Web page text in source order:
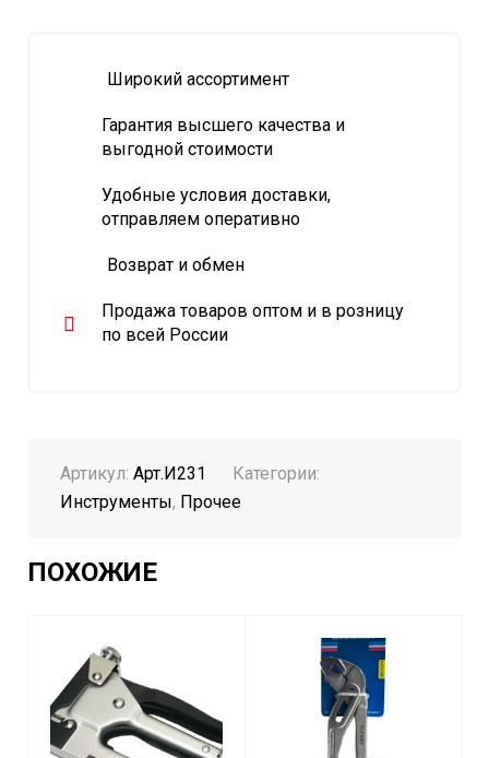
Широкий ассортимент
Гарантия высшего качества и
выгодной стоимости
Удобные условия доставки,
отправляем оперативно
Возврат и обмен
Продажа товаров оптом и в розницу
по всей России
Артикул: Арт.И231
Категории:
Инструменты, Прочее
ПОХОЖИЕ